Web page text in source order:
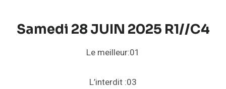
Samedi 28 JUIN 2025 R1//C4
Le meilleur:01
L’interdit :03